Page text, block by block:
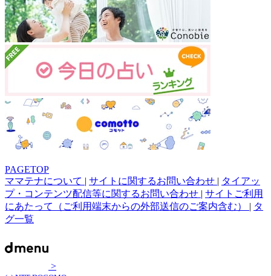
PAGETOP
ママテナについて | サイトに関するお問い合わせ | タイアッ
プ・コンテンツ配信等に関するお問い合わせ | サイトご利用
にあたって（ご利用端末からの外部送信のご案内含む） | タ
グ一覧
>